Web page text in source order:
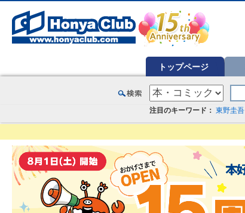
トップページ
注目のキーワード： 東野圭吾